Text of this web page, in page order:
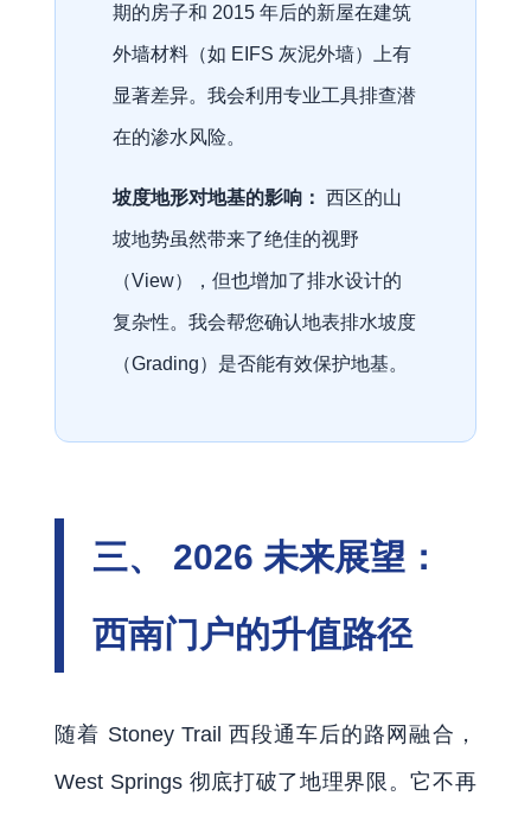
期的房子和 2015 年后的新屋在建筑
外墙材料（如 EIFS 灰泥外墙）上有
显著差异。我会利用专业工具排查潜
在的渗水风险。
坡度地形对地基的影响： 西区的山
坡地势虽然带来了绝佳的视野
（View），但也增加了排水设计的
复杂性。我会帮您确认地表排水坡度
（Grading）是否能有效保护地基。
三、 2026 未来展望：
西南门户的升值路径
随着 Stoney Trail 西段通车后的路网融合，
West Springs 彻底打破了地理界限。它不再